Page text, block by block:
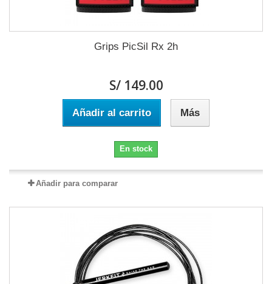
Grips PicSil Rx 2h
S/ 149.00
Añadir al carrito Más
En stock
Añadir para comparar